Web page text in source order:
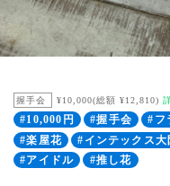
握手会 ¥10,000(総額 ¥12,810)
#10,000円 #握手会 #フ
#楽屋花
#インテックス大
#アイドル
#推し花